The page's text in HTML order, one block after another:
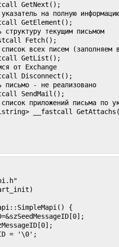
GetNext();
на полную
GetElement();
структуру текущим письмом
Fetch();
всех писем (заполняем
GetList();
от Exchange
Disconnect();
письмо - не реализовано
SendMail();
приложений письма по
__fastcall
{
= '\0';